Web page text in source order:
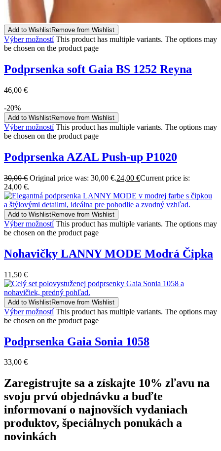
Add to WishlistRemove from Wishlist
Výber možností This product has multiple variants. The options may
be chosen on the product page
Podprsenka soft Gaia BS 1252 Reyna
46,00 €
-20%
Add to WishlistRemove from Wishlist
Výber možností This product has multiple variants. The options may
be chosen on the product page
Podprsenka AZAL Push-up P1020
30,00€ Original price was: 30,00 €.24,00 €Current price is:
24,00 €.
Add to WishlistRemove from Wishlist
Výber možností This product has multiple variants. The options may
be chosen on the product page
Nohavičky LANNY MODE Modrá Čipka
11,50 €
Add to WishlistRemove from Wishlist
Výber možností This product has multiple variants. The options may
be chosen on the product page
Podprsenka Gaia Sonia 1058
33,00 €
Zaregistrujte sa a získajte 10% zľavu na
svoju prvú objednávku a buďte
informovaní o najnovších vydaniach
produktov, špeciálnych ponukách a
novinkách